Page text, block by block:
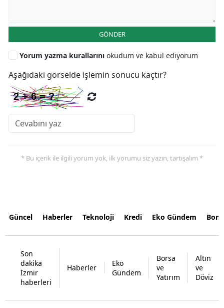
GÖNDER
Yorum yazma kurallarını okudum ve kabul ediyorum
Aşağıdaki görselde işlemin sonucu kaçtır?
* Bu içerik ile ilgili yorum yok, ilk yorumu siz yazın, tartışalım *
Güncel Haberler Teknoloji Kredi Eko Gündem
Son
dakika
İzmir
haberleri
Haberler
Eko
Gündem
Borsa
ve
Yatırım
Altın
ve
Döviz